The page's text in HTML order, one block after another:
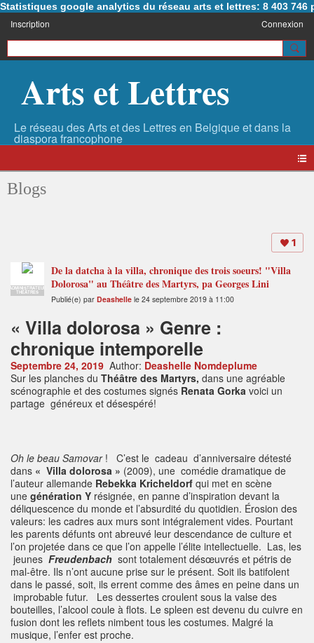
Statistiques google analytics du réseau arts et lettres: 8 403 746
Inscription Connexion
Arts et Lettres
Blogs
1
ADMINISTRATEUR
THÉÂTRES
De la datcha à la villa, chronique des trois soeurs! "Villa
Dolorosa" au Théâtre des Martyrs, pa Georges Lini
Publié(e) par Deashelle le 24 septembre 2019 à 11:00
« Villa dolorosa » Genre :
chronique intemporelle
Septembre 24, 2019 Author: Deashelle Nomdeplume
Sur les planches du Théâtre des Martyrs, dans une agréable
scénographie et des costumes signés Renata Gorka voici un
partage généreux et désespéré!
Oh le beau Samovar ! C’est le cadeau d’anniversaire détesté
dans « Villa dolorosa » (2009), une comédie dramatique de
l’auteur allemande Rebekka Kricheldorf qui met en scène
une génération Y résignée, en panne d’inspiration devant la
déliquescence du monde et l’absurdité du quotidien. Érosion des
valeurs: les cadres aux murs sont intégralement vides. Pourtant
les parents défunts ont abreuvé leur descendance de culture et
l’on projetée dans ce que l’on appelle l’élite intellectuelle. Las, les
jeunes Freudenbach sont totalement désœuvrés et pétris de
mal-être. Ils n’ont aucune prise sur le présent. Soit ils batifolent
dans le passé, soit, ils errent comme des âmes en peine dans un
improbable futur. Les dessertes croulent sous la valse des
bouteilles, l’alcool coule à flots. Le spleen est devenu du cuivre en
fusion dont les reflets nimbent tous les costumes. Malgré la
musique, l’enfer est proche.